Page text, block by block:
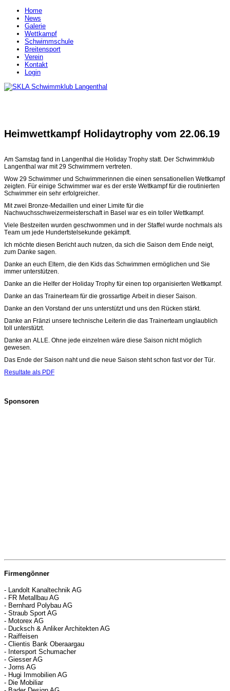
Home
News
Galerie
Wettkampf
Schwimmschule
Breitensport
Verein
Kontakt
Login
Heimwettkampf Holidaytrophy vom 22.06.19
Am Samstag fand in Langenthal die Holiday Trophy statt. Der Schwimmklub
Langenthal war mit 29 Schwimmern vertreten.
Wow 29 Schwimmer und Schwimmerinnen die einen sensationellen Wettkampf
zeigten. Für einige Schwimmer war es der erste Wettkampf für die routinierten
Schwimmer ein sehr erfolgreicher.
Mit zwei Bronze-Medaillen und einer Limite für die
Nachwuchsschweizermeisterschaft in Basel war es ein toller Wettkampf.
Viele Bestzeiten wurden geschwommen und in der Staffel wurde nochmals als
Team um jede Hundertstelsekunde gekämpft.
Ich möchte diesen Bericht auch nutzen, da sich die Saison dem Ende neigt,
zum Danke sagen.
Danke an euch Eltern, die den Kids das Schwimmen ermöglichen und Sie
immer unterstützen.
Danke an die Helfer der Holiday Trophy für einen top organisierten Wettkampf.
Danke an das Trainerteam für die grossartige Arbeit in dieser Saison.
Danke an den Vorstand der uns unterstützt und uns den Rücken stärkt.
Danke an Fränzi unsere technische Leiterin die das Trainerteam unglaublich
toll unterstützt.
Danke an ALLE. Ohne jede einzelnen wäre diese Saison nicht möglich
gewesen.
Das Ende der Saison naht und die neue Saison steht schon fast vor der Tür.
Resultate als PDF
Sponsoren
Firmengönner
- Landolt Kanaltechnik AG
- FR Metallbau AG
- Bernhard Polybau AG
- Straub Sport AG
- Motorex AG
- Ducksch & Anliker Architekten AG
- Raiffeisen
- Clientis Bank Oberaargau
- Intersport Schumacher
- Giesser AG
- Jorns AG
- Hugi Immobilien AG
- Die Mobiliar